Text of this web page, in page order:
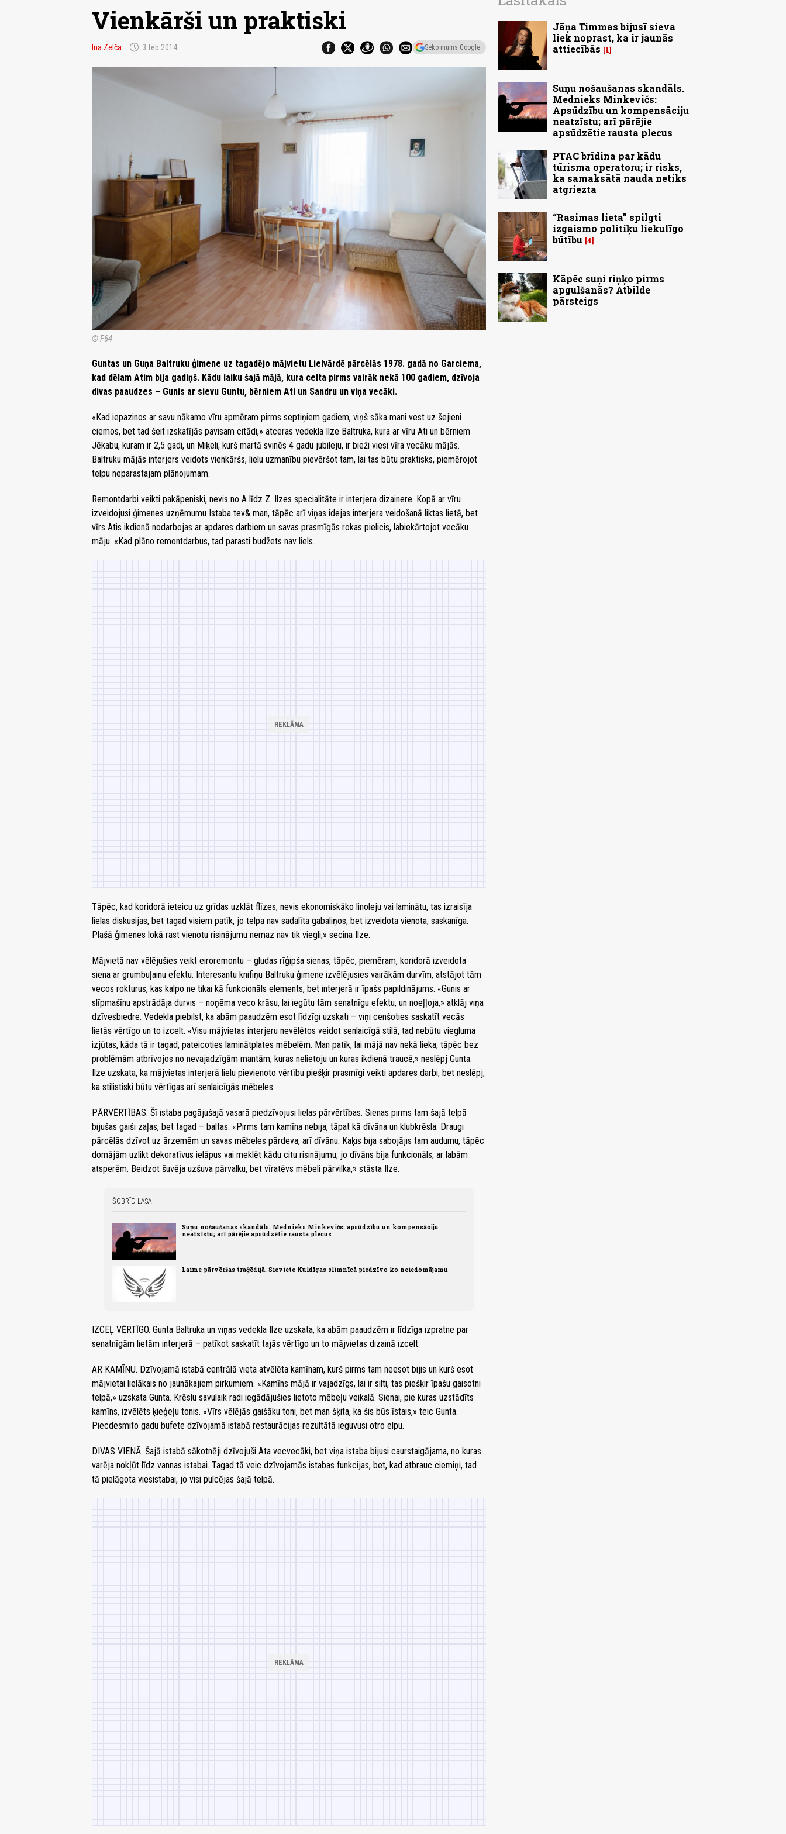
Vienkārši un praktiski
Ina Zelča schedule 3.feb 2014 Seko mums Google
© F64
Guntas un Guņa Baltruku ģimene uz tagadējo mājvietu Lielvārdē pārcēlās 1978. gadā no Garciema,
kad dēlam Atim bija gadiņš. Kādu laiku šajā mājā, kura celta pirms vairāk nekā 100 gadiem, dzīvoja
divas paaudzes – Gunis ar sievu Guntu, bērniem Ati un Sandru un viņa vecāki.
«Kad iepazinos ar savu nākamo vīru apmēram pirms septiņiem gadiem, viņš sāka mani vest uz šejieni
ciemos, bet tad šeit izskatījās pavisam citādi,» atceras vedekla Ilze Baltruka, kura ar vīru Ati un bērniem
Jēkabu, kuram ir 2,5 gadi, un Miķeli, kurš martā svinēs 4 gadu jubileju, ir bieži viesi vīra vecāku mājās.
Baltruku mājās interjers veidots vienkāršs, lielu uzmanību pievēršot tam, lai tas būtu praktisks, piemērojot
telpu neparastajam plānojumam.
Remontdarbi veikti pakāpeniski, nevis no A līdz Z. Ilzes specialitāte ir interjera dizainere. Kopā ar vīru
izveidojusi ģimenes uzņēmumu Istaba tev& man, tāpēc arī viņas idejas interjera veidošanā liktas lietā, bet
vīrs Atis ikdienā nodarbojas ar apdares darbiem un savas prasmīgās rokas pielicis, labiekārtojot vecāku
māju. «Kad plāno remontdarbus, tad parasti budžets nav liels.
Tāpēc, kad koridorā ieteicu uz grīdas uzklāt flīzes, nevis ekonomiskāko linoleju vai laminātu, tas izraisīja
lielas diskusijas, bet tagad visiem patīk, jo telpa nav sadalīta gabaliņos, bet izveidota vienota, saskanīga.
Plašā ģimenes lokā rast vienotu risinājumu nemaz nav tik viegli,» secina Ilze.
Mājvietā nav vēlējušies veikt eiroremontu – gludas rīģipša sienas, tāpēc, piemēram, koridorā izveidota
siena ar grumbuļainu efektu. Interesantu knifiņu Baltruku ģimene izvēlējusies vairākām durvīm, atstājot tām
vecos rokturus, kas kalpo ne tikai kā funkcionāls elements, bet interjerā ir īpašs papildinājums. «Gunis ar
slīpmašīnu apstrādāja durvis – noņēma veco krāsu, lai iegūtu tām senatnīgu efektu, un noeļļoja,» atklāj viņa
dzīvesbiedre. Vedekla piebilst, ka abām paaudzēm esot līdzīgi uzskati – viņi cenšoties saskatīt vecās
lietās vērtīgo un to izcelt. «Visu mājvietas interjeru nevēlētos veidot senlaicīgā stilā, tad nebūtu viegluma
izjūtas, kāda tā ir tagad, pateicoties laminātplates mēbelēm. Man patīk, lai mājā nav nekā lieka, tāpēc bez
problēmām atbrīvojos no nevajadzīgām mantām, kuras nelietoju un kuras ikdienā traucē,» neslēpj Gunta.
Ilze uzskata, ka mājvietas interjerā lielu pievienoto vērtību piešķir prasmīgi veikti apdares darbi, bet neslēpj,
ka stilistiski būtu vērtīgas arī senlaicīgās mēbeles.
PĀRVĒRTĪBAS. Šī istaba pagājušajā vasarā piedzīvojusi lielas pārvērtības. Sienas pirms tam šajā telpā
bijušas gaiši zaļas, bet tagad – baltas. «Pirms tam kamīna nebija, tāpat kā dīvāna un klubkrēsla. Draugi
pārcēlās dzīvot uz ārzemēm un savas mēbeles pārdeva, arī dīvānu. Kaķis bija sabojājis tam audumu, tāpēc
domājām uzlikt dekoratīvus ielāpus vai meklēt kādu citu risinājumu, jo dīvāns bija funkcionāls, ar labām
atsperēm. Beidzot šuvēja uzšuva pārvalku, bet vīratēvs mēbeli pārvilka,» stāsta Ilze.
ŠOBRĪD LASA
Suņu nošaušanas skandāls. Mednieks Minkevičs: apsūdzību un kompensāciju
neatzīstu; arī pārējie apsūdzētie rausta plecus
Laime pārvēršas traģēdijā. Sieviete Kuldīgas slimnīcā piedzīvo ko neiedomājamu
IZCEĻ VĒRTĪGO. Gunta Baltruka un viņas vedekla Ilze uzskata, ka abām paaudzēm ir līdzīga izpratne par
senatnīgām lietām interjerā – patīkot saskatīt tajās vērtīgo un to mājvietas dizainā izcelt.
AR KAMĪNU. Dzīvojamā istabā centrālā vieta atvēlēta kamīnam, kurš pirms tam neesot bijis un kurš esot
mājvietai lielākais no jaunākajiem pirkumiem. «Kamīns mājā ir vajadzīgs, lai ir silti, tas piešķir īpašu gaisotni
telpā,» uzskata Gunta. Krēslu savulaik radi iegādājušies lietoto mēbeļu veikalā. Sienai, pie kuras uzstādīts
kamīns, izvēlēts ķieģeļu tonis. «Vīrs vēlējās gaišāku toni, bet man šķita, ka šis būs īstais,» teic Gunta.
Piecdesmito gadu bufete dzīvojamā istabā restaurācijas rezultātā ieguvusi otro elpu.
DIVAS VIENĀ. Šajā istabā sākotnēji dzīvojuši Ata vecvecāki, bet viņa istaba bijusi caurstaigājama, no kuras
varēja nokļūt līdz vannas istabai. Tagad tā veic dzīvojamās istabas funkcijas, bet, kad atbrauc ciemiņi, tad
tā pielāgota viesistabai, jo visi pulcējas šajā telpā.
Jāņa Timmas bijusī sieva
liek noprast, ka ir jaunās
attiecībās
1
Suņu nošaušanas skandāls.
Mednieks Minkevičs:
Apsūdzību un kompensāciju
neatzīstu; arī pārējie
apsūdzētie rausta plecus
PTAC brīdina par kādu
tūrisma operatoru; ir risks,
ka samaksātā nauda netiks
atgriezta
“Rasimas lieta” spilgti
izgaismo politiķu liekulīgo
būtību 4
Kāpēc suņi riņķo pirms
apgulšanās? Atbilde
pārsteigs